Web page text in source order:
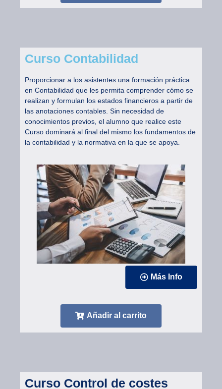
Curso Contabilidad
Proporcionar a los asistentes una formación práctica
en Contabilidad que les permita comprender cómo se
realizan y formulan los estados financieros a partir de
las anotaciones contables. Sin necesidad de
conocimientos previos, el alumno que realice este
Curso dominará al final del mismo los fundamentos de
la contabilidad y la normativa en la que se apoya.
Más Info
Añadir al carrito
Curso Control de costes